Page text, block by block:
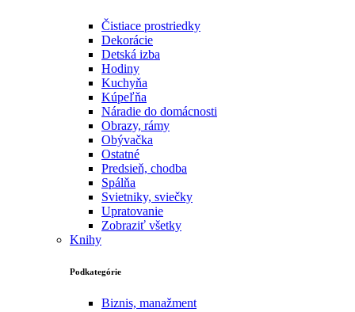
Čistiace prostriedky
Dekorácie
Detská izba
Hodiny
Kuchyňa
Kúpeľňa
Náradie do domácnosti
Obrazy, rámy
Obývačka
Ostatné
Predsieň, chodba
Spálňa
Svietniky, sviečky
Upratovanie
Zobraziť všetky
Knihy
Podkategórie
Biznis, manažment